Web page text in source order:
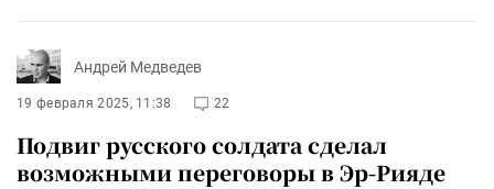
Андрей Медведев
19 февраля 2025, 11:38 22
Подвиг русского солдата сделал
возможными переговоры в Эр-Рияде